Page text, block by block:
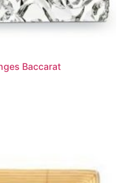
Baccarat